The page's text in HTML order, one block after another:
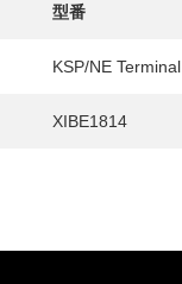
型番
KSP/NE Terminal
XIBE1814